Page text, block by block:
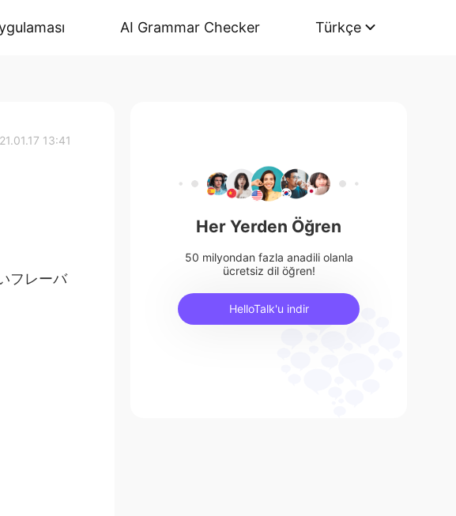
AI Grammar Checker Türkçe
13:41
フレーバ
Her Yerden Öğren
50 milyondan fazla anadili olanla
ücretsiz dil öğren!
HelloTalk'u indir